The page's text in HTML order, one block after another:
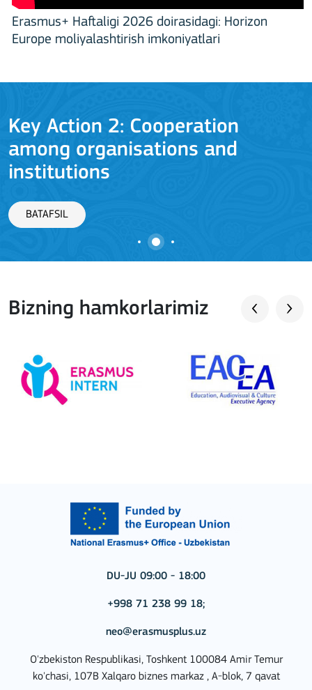
Erasmus+ Haftaligi 2026 doirasidagi: Horizon
Europe moliyalashtirish imkoniyatlari
Key Action 2: Cooperation
among organisations and
institutions
BATAFSIL
Bizning hamkorlarimiz
DU-JU 09:00 - 18:00
+998 71 238 99 18;
neo@erasmusplus.uz
O'zbekiston Respublikasi, Toshkent 100084 Amir Temur
ko'chasi, 107B Xalqaro biznes markaz , A-blok, 7 qavat